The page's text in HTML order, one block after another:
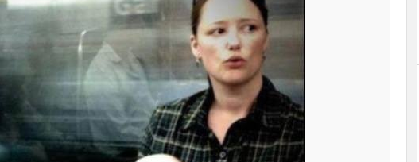
Mükemmel Dünya